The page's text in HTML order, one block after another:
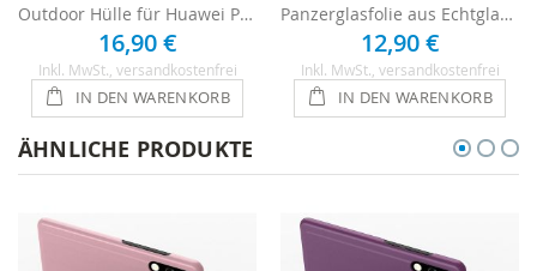
Outdoor Hülle für Huawei P30 Lite - Schwarz
16,90 €
Inkl. MwSt. , versandkostenfrei
IN DEN WARENKORB
Panzerglasfolie aus Echtglas für Huawei P30 Lite
12,90 €
Inkl. MwSt. , versandkostenfrei
IN DEN WARENKORB
ÄHNLICHE PRODUKTE